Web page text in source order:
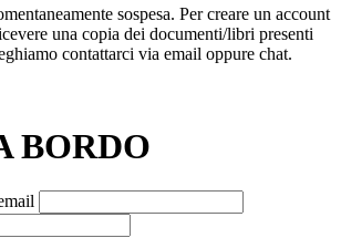
sospesa. Per creare un account
una copia dei documenti/libri presenti
contattarci via email oppure chat.
BORDO